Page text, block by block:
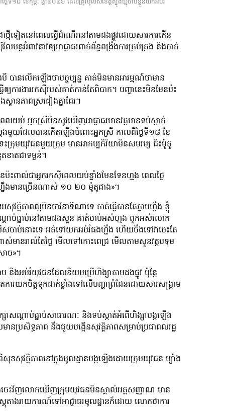
ៃទី១៨ ខែកុម្ភៈ ឆ្នាំ២០២៦ ដែលត្រូវប៉ូលីសខេត្តត្បូងឃ្មុំចាប់ខ្លួនយកអប់រំ
មីទៀតនៅពេលធ្វើដំណើរនៅតាមដងផ្លូវដោយសារការកើន
ពាវនាវឲ្យអាជ្ញាធរពាក់ព័ន្ធពង្រឹងការគ្រប់គ្រង និងចាត់
បី បានលើកឡើងថាបច្ចុប្បន្ន គាត់មិនមានអារម្មណ៍ថាមាន
ការងាររកស៊ីរបស់គាត់កាន់តែពិបាក។ បញ្ហានេះមិនមែនប៉ះ
ថានភាពស្រដៀងគ្នាដែរ។
ប់ អ្នកស្រីមិនសូវឃើញអាជ្ញាធរមានវត្តមានទប់ស្កាត់
មួយដែលបានកើតឡើងចំពោះអ្នកស្រី កាលពីថ្ងៃទី១៨ ខែ
រុមយុវជនមួយក្រុម មានអាកប្បកិរិយាមិនសមរម្យ ជិះម៉ូតូ
ខាតជាទម្ងន់។
ពាល់ជាអ្នករកស៊ីពេលយប់ខ្លាំងមែនទែនហ្មង ពេលថ្ងៃ
នឹងមានច្រើនណាស់ ១០ ២០ ម៉ូតូជាង»។
វត្ថិភាពល្អមិនថាវិនាទីណាទេ គាត់ធ្វើបានតែភ្លាមហ្នឹង ខ្ញុំ
ាប់ធ្នាប់នៅតាមដងសួន គាត់ចាប់អស់ហ្មង ពួកអស់លោក
ប៉ូលីសចាប់នោះទេ អត់ទៅយកអប់រំផងហ្នឹង ហើយចឹងទៅវាចេះតែ
រាល់តែថ្ងៃ មើលទៅកោះពេជ្រ មើលតាមសួនវត្តបទុម
ាច»។
ប និងអប់រំយុវជនដែលនិយមប្រើហិង្សាតាមដងផ្លូវ ប៉ុន្តែ
រយកចិត្តទុកដាក់ខ្លាំងទៅលើបញ្ហាព្រំដែនដោយសារសង្រ្គាម
ក្សាសណ្ដាប់ធ្នាប់សាធារណៈ និងទប់ស្កាត់អំពើហិង្សាបង្កឡើង
នប្រសិទ្ធភាព នឹងជួយបង្កើនសុវត្ថិភាពសម្រាប់ប្រជាពលរដ្ឋ
ខសុវត្ថិភាពនៅក្នុងមូលដ្ឋានបង្កឡើងដោយក្រុមយុវជន ម្យ៉ាង
រចេះវិញលោកឃើញក្រុមយុវជនមិនស្គាល់អត្តសញ្ញាណ មាន
រាយការណ៍ទៅអាជ្ញាធរមូលដ្ឋានក៏ដោយ លោកថាការ